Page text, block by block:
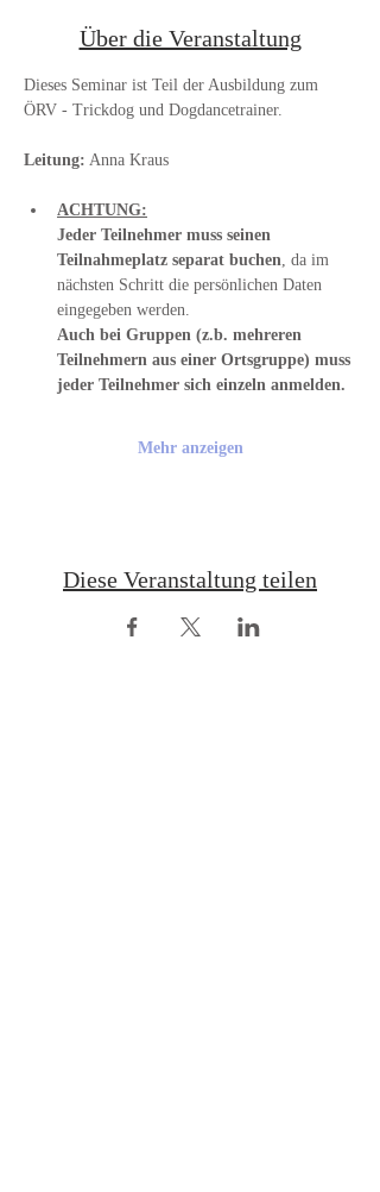
Über die Veranstaltung
Dieses Seminar ist Teil der Ausbildung zum
ÖRV - Trickdog und Dogdancetrainer.
Leitung: Anna Kraus
ACHTUNG:
Jeder Teilnehmer muss seinen
Teilnahmeplatz separat buchen, da im
nächsten Schritt die persönlichen Daten
eingegeben werden.
Auch bei Gruppen (z.b. mehreren
Teilnehmern aus einer Ortsgruppe) muss
jeder Teilnehmer sich einzeln anmelden.
Mehr anzeigen
Diese Veranstaltung teilen